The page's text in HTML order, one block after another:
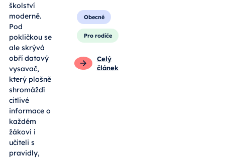
školství
moderně.
Pod
pokličkou se
ale skrývá
obří datový
vysavač,
který plošně
shromáždí
citlivé
informace o
každém
žákovi i
učiteli s
pravidly,
Obecné
Pro rodiče
Celý
článek